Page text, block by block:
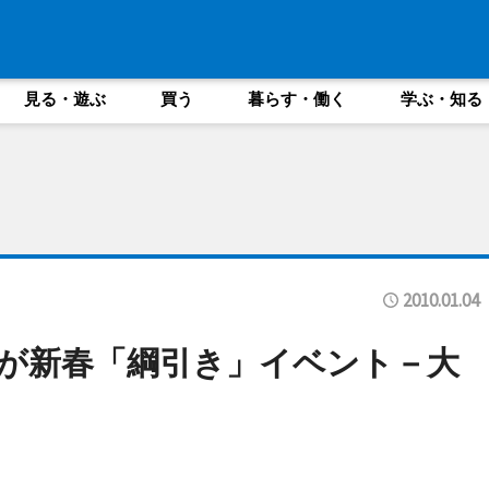
見る・遊ぶ 買う 暮らす・働く 学ぶ・知る
2010.01.04
新春「綱引き」イベント－大